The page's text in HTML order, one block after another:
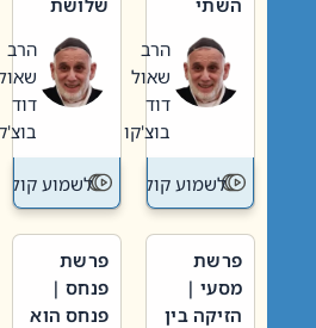
וערב של
חיינו
הרב
שאול
דוד
בוצ'קו
לשמוע קול תורה – מדרש
האבות
הרב
שאול
דוד
בוצ'קו
לשמוע קול
פרשת
מסעי |
הזיקה בין
פרשת
פנחס |
פנחס הוא